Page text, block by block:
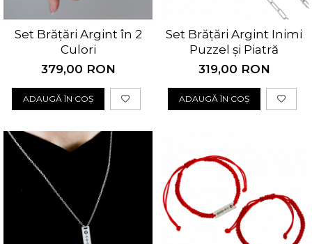
Set Brățări Argint în 2
Culori
379,00 RON
ADAUGĂ ÎN COȘ
Set Brățări Argint Inimi
Puzzel și Piatră
319,00 RON
ADAUGĂ ÎN COȘ